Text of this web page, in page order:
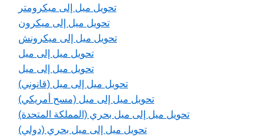
تحويل ميل إلى ميكرومتر
تحويل ميل إلى ميكرون
تحويل ميل إلى ميكرونش
تحويل ميل إلى ميل
تحويل ميل إلى ميل
تحويل ميل إلى ميل (قانوني)
تحويل ميل إلى ميل (مسح أمريكي)
تحويل ميل إلى ميل بحري (المملكة المتحدة)
تحويل ميل إلى ميل بحري (دولي)